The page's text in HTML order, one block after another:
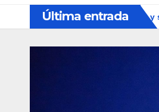
Última entrada
el parto: señales y secuelas